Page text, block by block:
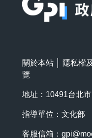
關於本站 隱私權
覽
地址：10491台北
指導單位：文化部
客服信箱：